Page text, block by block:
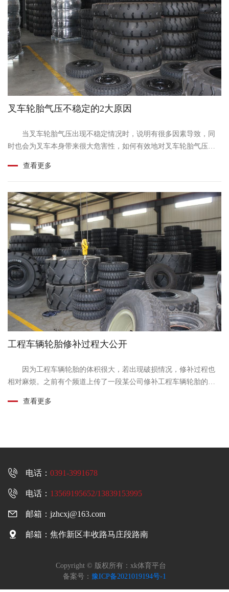
叉车轮胎气压不稳定的2大原因
叉车轮胎气压出现不稳定情况时，说明有很多因素导致，同
时也会为叉车本身带来很大危害性，如何有效地对叉车轮胎气压稳
查看更多
工程车辆轮胎修补过程大公开
为工程车辆轮胎的体积很大，若出现破损情况，修补过程也
相对麻烦。之前有个频道上传了一段某公司修补工程车辆轮胎的整
查看更多
 电话： 0391-3991678
 电话： 13569195652/13839153995
 邮箱： jzhcxj@163.com
 邮箱：焦作新区丰收路马庄段路南
Copyright © 版权所有：xk体育平台
备案号： 豫ICP备2021019194号-1